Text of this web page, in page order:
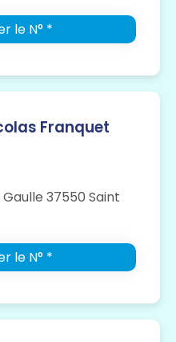
le N° *
Franquet
37550 Saint
le N° *